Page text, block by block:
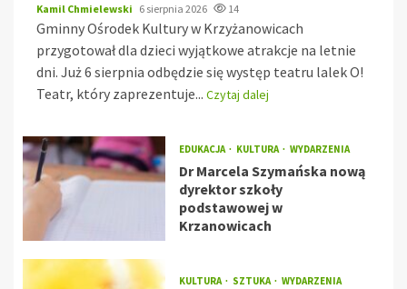
Kamil Chmielewski 6 sierpnia 2026 14
Gminny Ośrodek Kultury w Krzyżanowicach
przygotował dla dzieci wyjątkowe atrakcje na letnie
dni. Już 6 sierpnia odbędzie się występ teatru lalek O!
Teatr, który zaprezentuje... Czytaj dalej
EDUKACJA KULTURA WYDARZENIA
Dr Marcela Szymańska nową
dyrektor szkoły
podstawowej w
Krzanowicach
KULTURA SZTUKA WYDARZENIA